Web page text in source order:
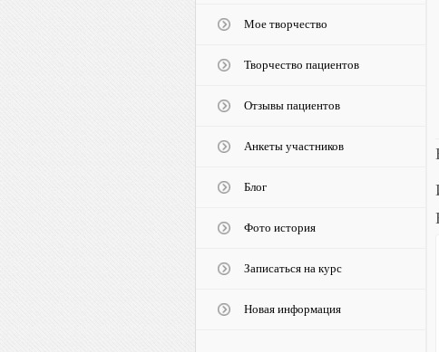
Мое творчество
Творчество пациентов
Отзывы пациентов
Анкеты участников
Блог
Фото история
Записаться на курс
Новая информация